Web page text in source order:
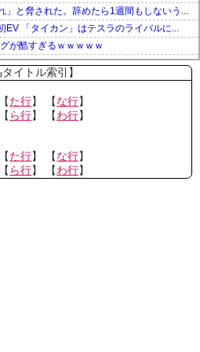
」と脅された。辞めたら1週間もしないう...
EV 「タイカン」はテスラのライバルに...
が酷すぎるｗｗｗｗｗ
タイトル索引】
た行】 【な行】
ら行】 【わ行】
た行】 【な行】
ら行】 【わ行】